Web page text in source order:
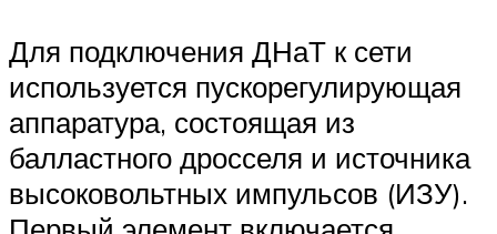
Для подключения ДНаТ к сети
используется пускорегулирующая
аппаратура, состоящая из
балластного дросселя и источника
высоковольтных импульсов (ИЗУ).